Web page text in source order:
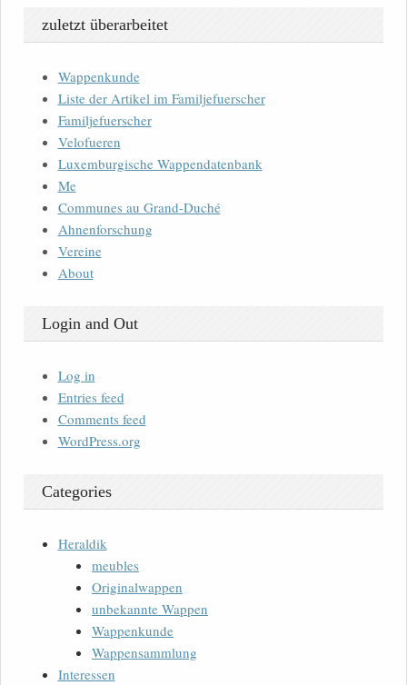
zuletzt überarbeitet
Wappenkunde
Liste der Artikel im Familjefuerscher
Familjefuerscher
Velofueren
Luxemburgische Wappendatenbank
Me
Communes au Grand-Duché
Ahnenforschung
Vereine
About
Login and Out
Log in
Entries feed
Comments feed
WordPress.org
Categories
Heraldik
meubles
Originalwappen
unbekannte Wappen
Wappenkunde
Wappensammlung
Interessen